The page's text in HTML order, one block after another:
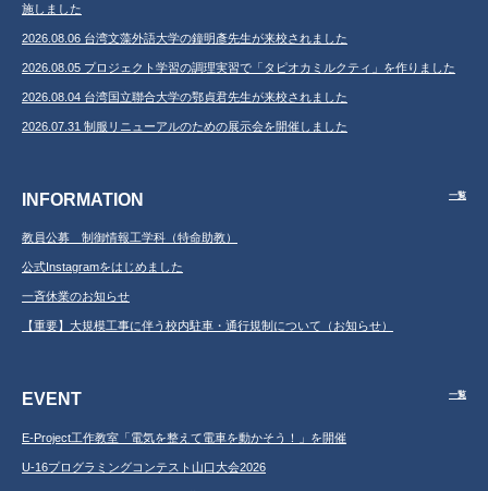
施しました
2026.08.06 台湾文藻外語大学の鐘明彥先生が来校されました
2026.08.05 プロジェクト学習の調理実習で「タピオカミルクティ」を作りました
2026.08.04 台湾国立聯合大学の鄂貞君先生が来校されました
2026.07.31 制服リニューアルのための展示会を開催しました
INFORMATION 一覧
教員公募 制御情報工学科（特命助教）
公式Instagramをはじめました
一斉休業のお知らせ
【重要】大規模工事に伴う校内駐車・通行規制について（お知らせ）
EVENT 一覧
E-Project工作教室「電気を整えて電車を動かそう！」を開催
U-16プログラミングコンテスト山口大会2026